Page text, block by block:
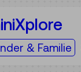
die& Familie